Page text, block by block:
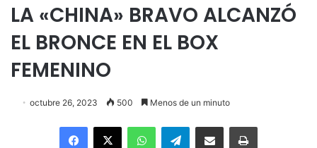
LA «CHINA» BRAVO ALCANZÓ
EL BRONCE EN EL BOX
FEMENINO
octubre 26, 2023 500 Menos de un minuto
Facebook
X WhatsAppTelegramEnviar vía email Imprimir